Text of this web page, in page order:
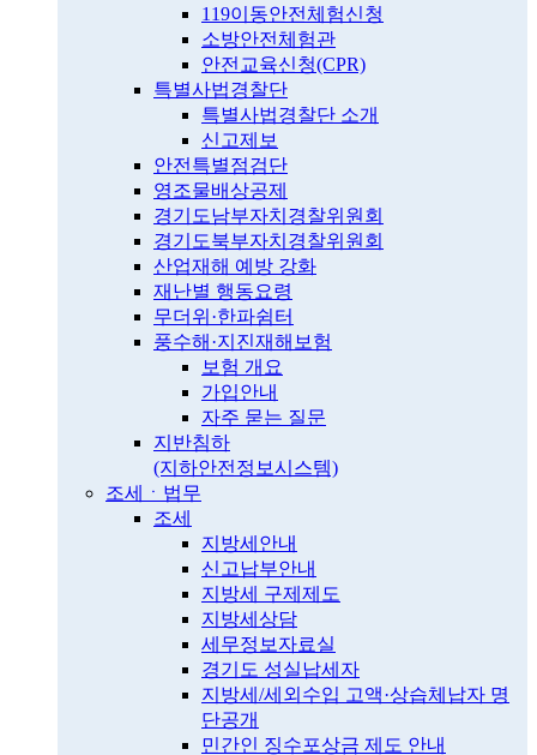
119이동안전체험신청
소방안전체험관
안전교육신청(CPR)
특별사법경찰단
특별사법경찰단 소개
신고제보
안전특별점검단
영조물배상공제
경기도남부자치경찰위원회
경기도북부자치경찰위원회
산업재해 예방 강화
재난별 행동요령
무더위·한파쉼터
풍수해·지진재해보험
보험 개요
가입안내
자주 묻는 질문
지반침하
(지하안전정보시스템)
조세ㆍ법무
조세
지방세안내
신고납부안내
지방세 구제제도
지방세상담
세무정보자료실
경기도 성실납세자
지방세/세외수입 고액·상습체납자 명
단공개
민간인 징수포상금 제도 안내